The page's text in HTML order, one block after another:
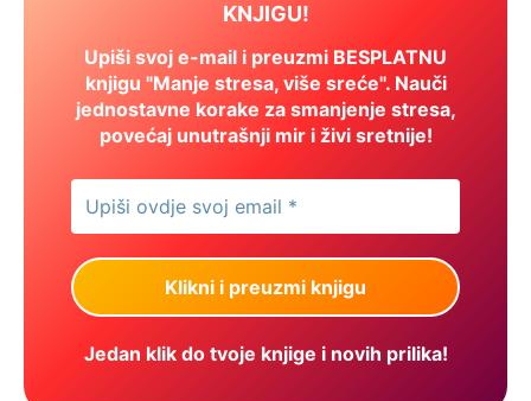
KNJIGU!
Upiši svoj e-mail i preuzmi BESPLATNU
knjigu "Manje stresa, više sreće". Nauči
jednostavne korake za smanjenje stresa,
povećaj unutrašnji mir i živi sretnije!
Jedan klik do tvoje knjige i novih prilika!